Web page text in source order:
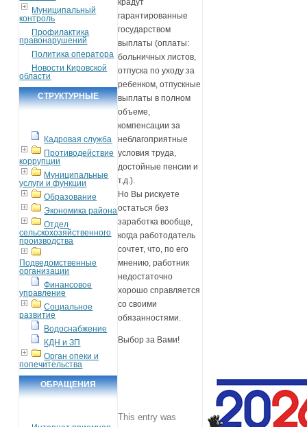
Муниципальный
контроль
Профилактика
правонарушений
Политика оператора
Новости Кировской
области
СТРУКТУРНЫЕ
Кадровая служба
Противодействие
коррупции
Муниципальные
услуги и функции
Образование
Экономика района
Отдел
сельскохозяйственного
производства
Подведомственные
организации
Финансовое
управление
Социальное
развитие
Водоснабжение
КДН и ЗП
Орган опеки и
попечительства
ОБРАЩЕНИЯ
гарантированные
государством
выплаты (оплаты:
больничных листов,
отпуска по уходу за
ребенком, отпускные
выплаты в полном
объеме,
компенсации за
неблагоприятные
условия труда,
достойные пенсии и
т.д.).
Но Вы рискуете
остаться без
заработка вообще,
когда работодатель
сочтет, что, по его
мнению, работник
недостаточно
хорошо справляется
со своими
обязанностями.
Выбор за Вами!
This entry was